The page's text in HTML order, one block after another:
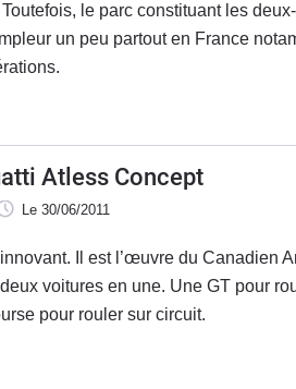
le parc constituant les
un peu partout en France
Atless Concept
Le 30/06/2011
Il est l’œuvre du Canadien
voitures en une. Une GT pour
pour rouler sur circuit.